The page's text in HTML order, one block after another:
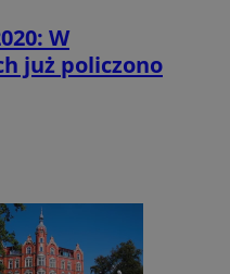
W
już policzono